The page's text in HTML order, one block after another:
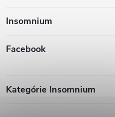
Insomnium
Facebook
Kategórie Insomnium